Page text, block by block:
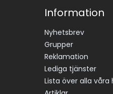
Information
Nyhetsbrev
Grupper
Reklamation
Lediga tjänster
Lista över alla våra